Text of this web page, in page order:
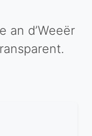
an d’Weeër